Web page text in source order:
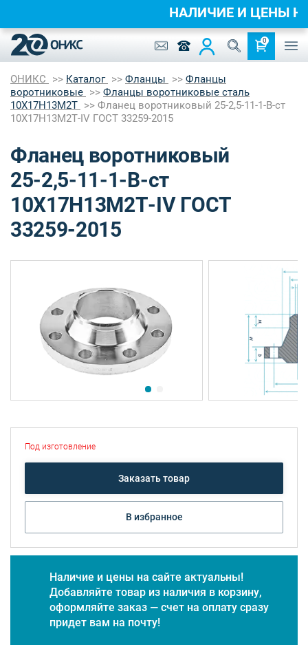
0
ОНИКС Каталог Фланцы
Фланцы
воротниковые
Фланцы воротниковые сталь
10Х17Н13М2Т
Фланец воротниковый 25-2,5-11-1-B-ст
10Х17Н13М2Т-IV ГОСТ 33259-2015
Фланец воротниковый
25-2,5-11-1-B-ст
10Х17Н13М2Т-IV ГОСТ
33259-2015
Под изготовление
Заказать товар
В избранное
Наличие и цены на сайте актуальны!
Добавляйте товар из наличия в корзину,
оформляйте заказ — счет на оплату сразу
придет вам на почту!
НАЛИЧИЕ И